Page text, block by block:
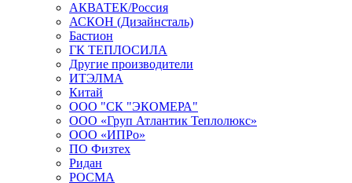
АКВАТЕК/Россия
АСКОН (Дизайнсталь)
Бастион
ГК ТЕПЛОСИЛА
Другие производители
ИТЭЛМА
Китай
ООО "СК "ЭКОМЕРА"
ООО «Груп Атлантик Теплолюкс»
ООО «ИПРо»
ПО Физтех
Ридан
РОСМА